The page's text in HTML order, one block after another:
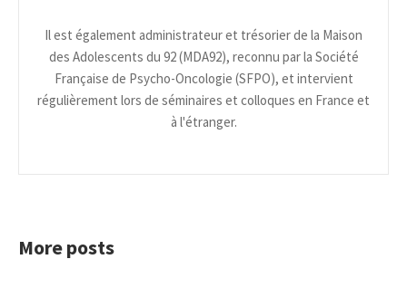
Il est également administrateur et trésorier de la Maison
des Adolescents du 92 (MDA92), reconnu par la Société
Française de Psycho-Oncologie (SFPO), et intervient
régulièrement lors de séminaires et colloques en France et
à l'étranger.
More posts